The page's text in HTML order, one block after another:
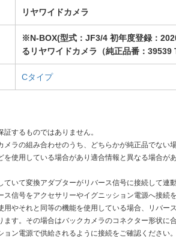
リヤワイドカメラ
※N-BOX(型式：JF3/4 初年度登録：
るリヤワイドカメラ（純正品番：
Cタイプ
するものではありません。
メラの組み合わせのうち、どちらかが純正品でな
を使用している場合があり適合情報と異なる場合
ていて変換アダプターがリバース信号に接続して
ス信号をアクセサリーやイグニッション電源へ接続
用やそれと同等の機能を使用している場合、リバ
ます。その場合はバックカメラのコネクター形状
ョン電源で供給されるように接続をご確認ください。